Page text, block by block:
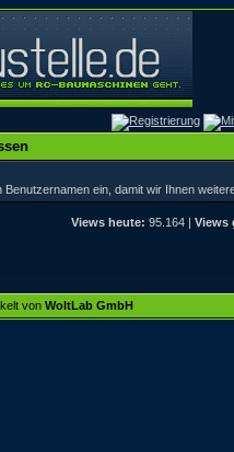
Benutzernamen ein, damit wir Ihnen
Views heute: 95.164 | Views
von WoltLab GmbH